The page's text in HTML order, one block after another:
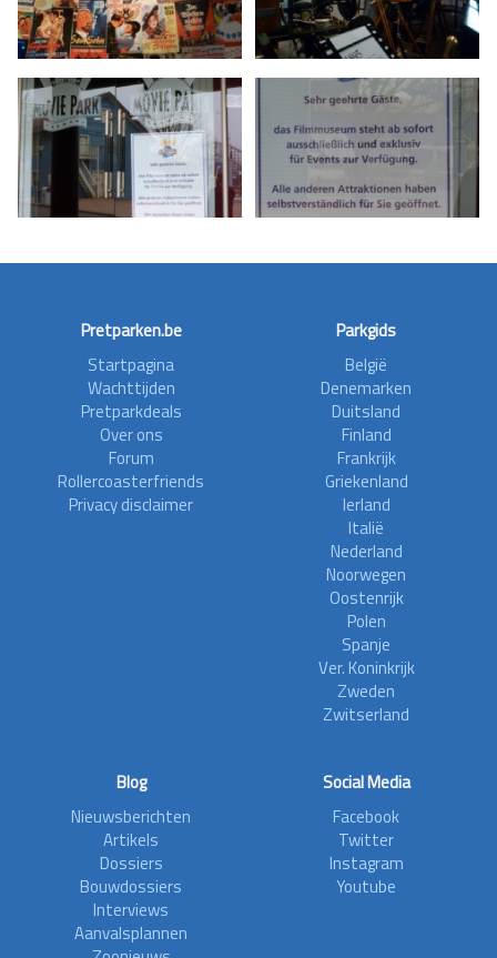
Pretparken.be
Startpagina
Wachttijden
Pretparkdeals
Over ons
Forum
Rollercoasterfriends
Privacy disclaimer
Parkgids
België
Denemarken
Duitsland
Finland
Frankrijk
Griekenland
Ierland
Italië
Nederland
Noorwegen
Oostenrijk
Polen
Spanje
Ver. Koninkrijk
Zweden
Zwitserland
Blog
Nieuwsberichten
Artikels
Dossiers
Bouwdossiers
Interviews
Aanvalsplannen
Social Media
Facebook
Twitter
Instagram
Youtube